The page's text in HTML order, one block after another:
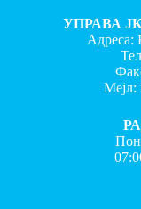
УПРАВА
Адреса:
Мејл: